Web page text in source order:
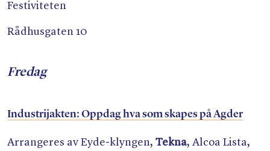
Festiviteten
Rådhusgaten 10
Fredag
Industrijakten: Oppdag hva som skapes på Agder
Arrangeres av Eyde-klyngen, Tekna, Alcoa Lista,